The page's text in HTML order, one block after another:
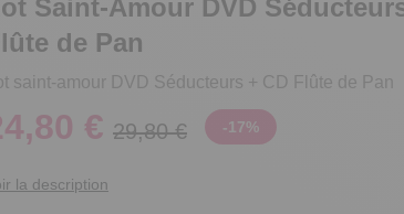
Voir le produit
Voir le produit
Voir le produit
Voir le produit
Saint-Amour DVD
de Pan
saint-amour DVD Séducteurs + CD Flûte de Pan
€ 29,80 € -17%
la description